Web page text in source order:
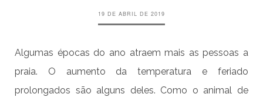
19 DE ABRIL DE 2019
Algumas épocas do ano atraem mais as pessoas a
praia. O aumento da temperatura e feriado
prolongados são alguns deles. Como o animal de